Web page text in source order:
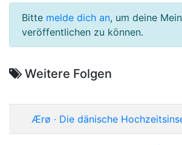
Bitte melde dich an, um deine
veröffentlichen zu können.
Weitere Folgen
Ærø · Die dänische